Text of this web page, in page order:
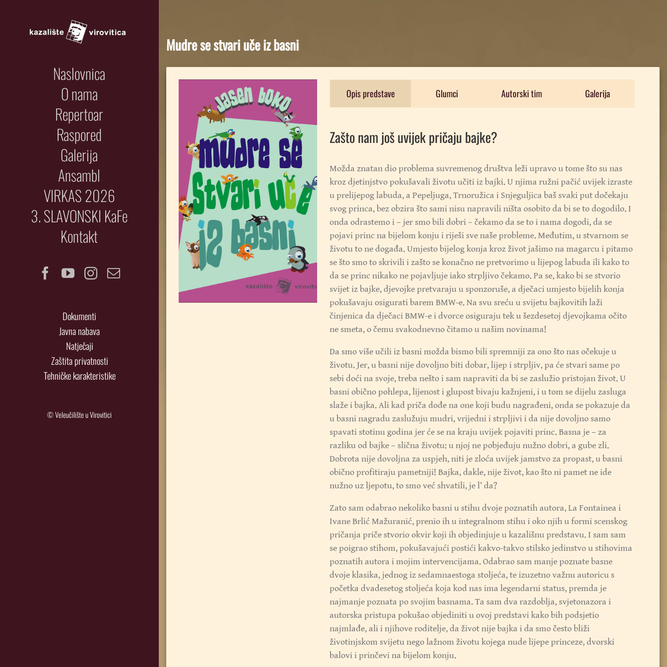
Naslovnica
O nama
Repertoar
Raspored
Galerija
Ansambl
VIRKAS 2026
3. SLAVONSKI KaFe
Kontakt
Facebook
YouTubeInstagram
Email
Dokumenti
Javna nabava
Natječaji
Zaštita privatnosti
Tehničke karakteristike
© Veleučilište u Virovitici
Mudre se stvari uče iz basni
Opis predstave Glumci Autorski tim Galerija
Zašto nam još uvijek pričaju bajke?
Možda znatan dio problema suvremenog društva leži upravo u tome što su nas
kroz djetinjstvo pokušavali životu učiti iz bajki. U njima ružni pačić uvijek izraste
u prelijepog labuda, a Pepeljuga, Trnoružica i Snjeguljica baš svaki put dočekaju
svog princa, bez obzira što sami nisu napravili ništa osobito da bi se to dogodilo. I
onda odrastemo i – jer smo bili dobri – čekamo da se to i nama dogodi, da se
pojavi princ na bijelom konju i riješi sve naše probleme. Međutim, u stvarnom se
životu to ne događa. Umjesto bijelog konja kroz život jašimo na magarcu i pitamo
se što smo to skrivili i zašto se konačno ne pretvorimo u lijepog labuda ili kako to
da se princ nikako ne pojavljuje iako strpljivo čekamo. Pa se, kako bi se stvorio
svijet iz bajke, djevojke pretvaraju u sponzoruše, a dječaci umjesto bijelih konja
pokušavaju osigurati barem BMW-e. Na svu sreću u svijetu bajkovitih laži
činjenica da dječaci BMW-e i dvorce osiguraju tek u šezdesetoj djevojkama očito
ne smeta, o čemu svakodnevno čitamo u našim novinama!
Da smo više učili iz basni možda bismo bili spremniji za ono što nas očekuje u
životu. Jer, u basni nije dovoljno biti dobar, lijep i strpljiv, pa će stvari same po
sebi doći na svoje, treba nešto i sam napraviti da bi se zaslužio pristojan život. U
basni obično pohlepa, lijenost i glupost bivaju kažnjeni, i u tom se dijelu zasluga
slaže i bajka. Ali kad priča dođe na one koji budu nagrađeni, onda se pokazuje da
u basni nagradu zaslužuju mudri, vrijedni i strpljivi i da nije dovoljno samo
spavati stotinu godina jer će se na kraju uvijek pojaviti princ. Basna je – za
razliku od bajke – slična životu: u njoj ne pobjeđuju nužno dobri, a gube zli.
Dobrota nije dovoljna za uspjeh, niti je zloća uvijek jamstvo za propast, u basni
obično profitiraju pametniji! Bajka, dakle, nije život, kao što ni pamet ne ide
nužno uz ljepotu, to smo već shvatili, je l’ da?
Zato sam odabrao nekoliko basni u stihu dvoje poznatih autora, La Fontainea i
Ivane Brlić Mažuranić, prenio ih u integralnom stihu i oko njih u formi scenskog
pričanja priče stvorio okvir koji ih objedinjuje u kazališnu predstavu. I sam sam
se poigrao stihom, pokušavajući postići kakvo-takvo stilsko jedinstvo u stihovima
poznatih autora i mojim intervencijama. Odabrao sam manje poznate basne
dvoje klasika, jednog iz sedamnaestoga stoljeća, te izuzetno važnu autoricu s
početka dvadesetog stoljeća koja kod nas ima legendarni status, premda je
najmanje poznata po svojim basnama. Ta sam dva razdoblja, svjetonazora i
autorska pristupa pokušao objediniti u ovoj predstavi kako bih podsjetio
najmlađe, ali i njihove roditelje, da život nije bajka i da smo često bliži
životinjskom svijetu nego lažnom životu kojega nude lijepe princeze, dvorski
balovi i prinčevi na bijelom konju.